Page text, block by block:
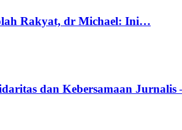
Rakyat, dr Michael: Ini…
dan Kebersamaan